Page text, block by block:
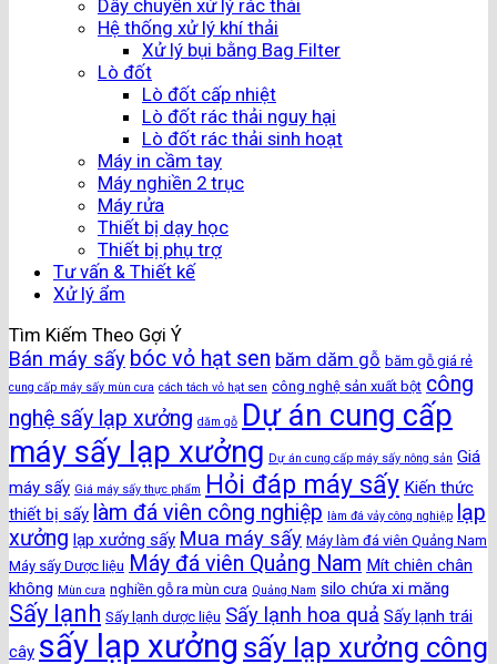
Dây chuyền xử lý rác thải
Hệ thống xử lý khí thải
Xử lý bụi bằng Bag Filter
Lò đốt
Lò đốt cấp nhiệt
Lò đốt rác thải nguy hại
Lò đốt rác thải sinh hoạt
Máy in cầm tay
Máy nghiền 2 trục
Máy rửa
Thiết bị dạy học
Thiết bị phụ trợ
Tư vấn & Thiết kế
Xử lý ẩm
Tìm Kiếm Theo Gợi Ý
Bán máy sấy bóc vỏ hạt sen băm dăm gỗ băm gỗ giá rẻ
cung cấp máy sấy mùn cưa cách tách vỏ hạt sen công nghệ sản xuất bột công
nghệ sấy lạp xưởng dăm gỗ Dự án cung cấp
máy sấy lạp xưởng Dự án cung cấp máy sấy nông sản Giá
máy sấy Giá máy sấy thực phẩm Hỏi đáp máy sấy Kiến thức
thiết bị sấy làm đá viên công nghiệp làm đá vảy công nghiệp
lạp
xưởng lạp xưởng sấy Mua máy sấy Máy làm đá viên Quảng Nam
Máy sấy Dược liệu Máy đá viên Quảng Nam Mít chiên chân
không Mùn cưa nghiền gỗ ra mùn cưa Quảng Nam silo chứa xi măng
Sấy lạnh Sấy lạnh dược liệu Sấy lạnh hoa quả Sấy lạnh trái
cây sấy lạp xưởng sấy lạp xưởng công